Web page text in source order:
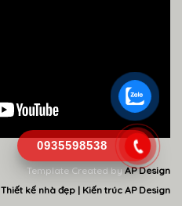
Template Created by AP Design
Thiết kế nhà đẹp | Kiến trúc AP Design
0935598538